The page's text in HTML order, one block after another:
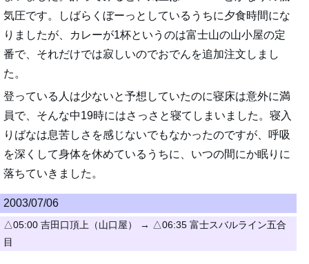
気圧です。しばらくぼーっとしているうちに夕食時間にな
りましたが、カレーが1杯というのは富士山の山小屋の定
番で、それだけでは寂しいのでおでんを追加注文しまし
た。
登っている人は少ないと予想していたのに寝床は意外に満
員で、そんな中19時にはさっさと寝てしまいました。寝入
りばなは息苦しさを感じないでもなかったのですが、呼吸
を深くして身体を休めているうちに、いつの間にか眠りに
落ちていきました。
2003/07/06
△05:00 吉田口頂上（山口屋） → △06:35 富士スバルライン五合
目